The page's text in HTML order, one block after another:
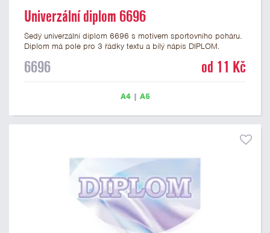
Univerzální diplom 6696
Šedý univerzální diplom 6696 s motivem sportovního poháru.
Diplom má pole pro 3 řádky textu a bílý nápis DIPLOM.
univerzální diplom je vhodný pro většinu soutěží, ke kterým by
6696 od 11 Kč
A4| A5